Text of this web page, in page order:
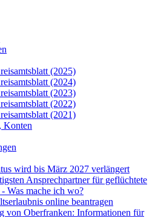
(2025)
(2024)
(2023)
(2022)
(2021)
Konten
wird bis März 2027 verlängert
Ansprechpartner für geflüchtete
- Was mache ich wo?
online beantragen
von Oberfranken: Informationen für